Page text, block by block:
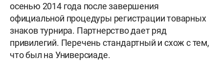
осенью 2014 года после завершения
официальной процедуры регистрации товарных
знаков турнира. Партнерство дает ряд
привилегий. Перечень стандартный и схож с тем,
что был на Универсиаде.